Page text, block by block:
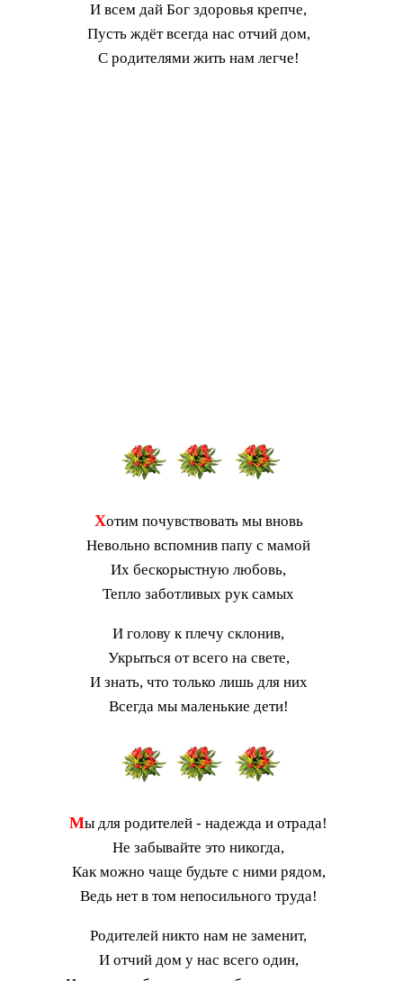
И всем дай Бог здоровья крепче,
Пусть ждёт всегда нас отчий дом,
С родителями жить нам легче!
Хотим почувствовать мы вновь
Невольно вспомнив папу с мамой
Их бескорыстную любовь,
Тепло заботливых рук самых
И голову к плечу склонив,
Укрыться от всего на свете,
И знать, что только лишь для них
Всегда мы маленькие дети!
Мы для родителей - надежда и отрада!
Не забывайте это никогда,
Как можно чаще будьте с ними рядом,
Ведь нет в том непосильного труда!
Родителей никто нам не заменит,
И отчий дом у нас всего один,